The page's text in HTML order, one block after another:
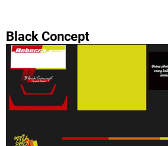
Black Concept